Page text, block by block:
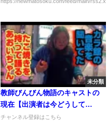
未分類
教師びんびん物語のキャストの
現在【出演者は今どうして
る？】
チャンネル登録はこちら